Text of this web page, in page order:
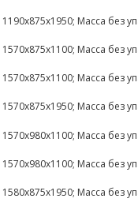
Масса без
Масса без
Масса без
Масса без
Масса без
Масса без
Масса без